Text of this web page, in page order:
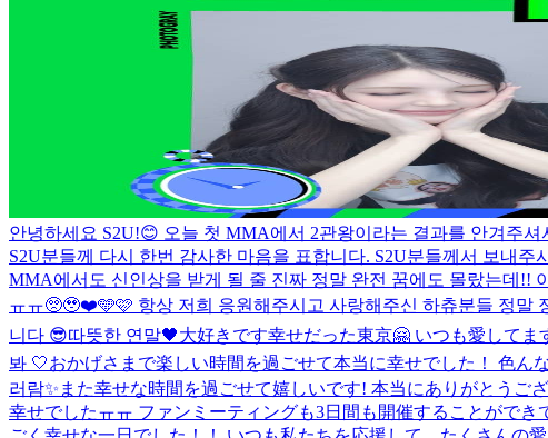
안녕하세요 S2U!😊 오늘 첫 MMA에서 2관왕이라는 결과를 안겨주
S2U분들께 다시 한번 감사한 마음을 표합니다. S2U분들께서 보내
MMA에서도 신인상을 받게 될 줄 진짜 정말 완전 꿈에도 몰랐는데!!
ㅠㅠ🥺🥹❤️🩵🩷 항상 저희 응원해주시고 사랑해주신 하츄분들 정말
니다 😎따뜻한 연말🖤大好きです幸せだった東京🤗 いつも愛してま
봐 🤍おかげさまで楽しい時間を過ごせて本当に幸せでした！ 色ん
러람✨️ また幸せな時間を過ごせて嬉しいです! 本当にありがとうご
幸せでしたㅠㅠ ファンミーティングも3日間も開催することがで